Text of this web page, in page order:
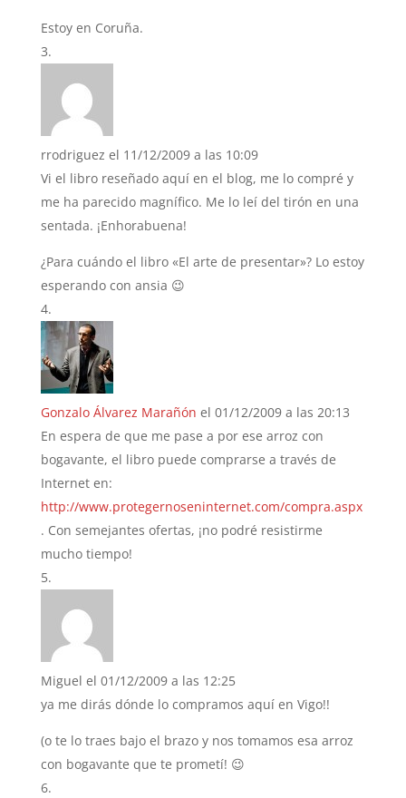
Estoy en Coruña.
rrodriguez el 11/12/2009 a las 10:09
Vi el libro reseñado aquí en el blog, me lo compré y
me ha parecido magnífico. Me lo leí del tirón en una
sentada. ¡Enhorabuena!
¿Para cuándo el libro «El arte de presentar»? Lo estoy
esperando con ansia 😉
Gonzalo Álvarez Marañón el 01/12/2009 a las 20:13
En espera de que me pase a por ese arroz con
bogavante, el libro puede comprarse a través de
Internet en:
http://www.protegernoseninternet.com/compra.aspx
. Con semejantes ofertas, ¡no podré resistirme
mucho tiempo!
Miguel el 01/12/2009 a las 12:25
ya me dirás dónde lo compramos aquí en Vigo!!
(o te lo traes bajo el brazo y nos tomamos esa arroz
con bogavante que te prometí! 😉